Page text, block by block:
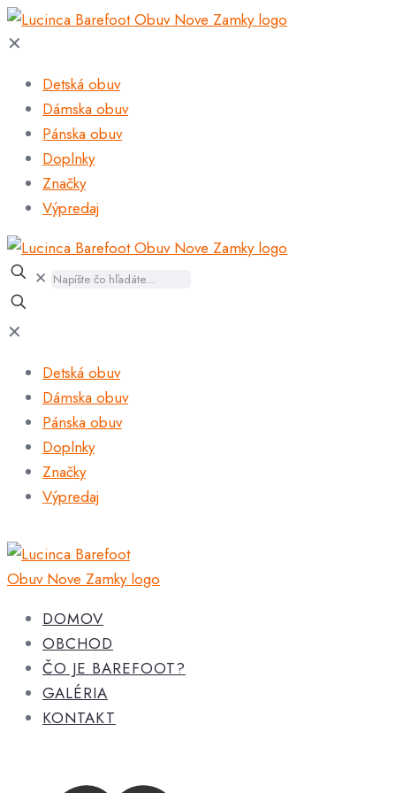
✕
Detská obuv
Dámska obuv
Pánska obuv
Doplnky
Značky
Výpredaj
✕
✕
Detská obuv
Dámska obuv
Pánska obuv
Doplnky
Značky
Výpredaj
DOMOV
OBCHOD
ČO JE BAREFOOT?
GALÉRIA
KONTAKT